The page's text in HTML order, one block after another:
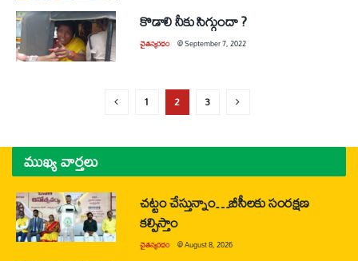
కొడాలి నీకు సిగ్గుందా ?
చైతన్యరధం @September 7, 2022
1 2 3
ముఖ్య వార్తలు
చట్టం చేస్తున్నాం…బీసీలకు సంరక్షణ
కల్పిస్తాం
చైతన్యరధం @August 8, 2026